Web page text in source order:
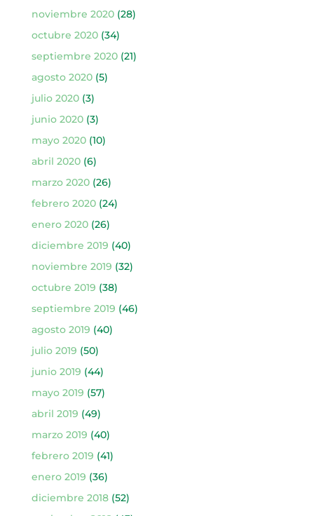
noviembre 2020(28)
octubre 2020(34)
septiembre 2020(21)
agosto 2020(5)
julio 2020(3)
junio 2020(3)
mayo 2020(10)
abril 2020(6)
marzo 2020(26)
febrero 2020(24)
enero 2020(26)
diciembre 2019 (40)
noviembre 2019 (32)
octubre 2019 (38)
septiembre 2019 (46)
agosto 2019 (40)
julio 2019 (50)
junio 2019 (44)
mayo 2019 (57)
abril 2019 (49)
marzo 2019 (40)
febrero 2019 (41)
enero 2019 (36)
diciembre 2018(52)